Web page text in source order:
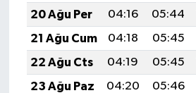
20 Ağu Per
04:16 05:44
21 Ağu Cum
04:18 05:45
22 Ağu Cts
04:19 05:45
23 Ağu Paz
04:20 05:46